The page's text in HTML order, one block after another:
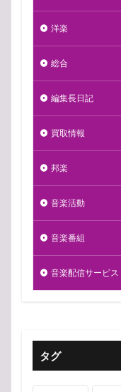
洋楽
総合
編集長日記
買取情報
邦楽
音楽活動
音楽番組
音楽配信サービス
タグ